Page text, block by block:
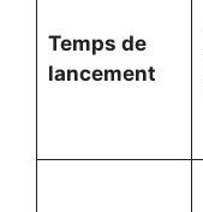
Temps de
lancement